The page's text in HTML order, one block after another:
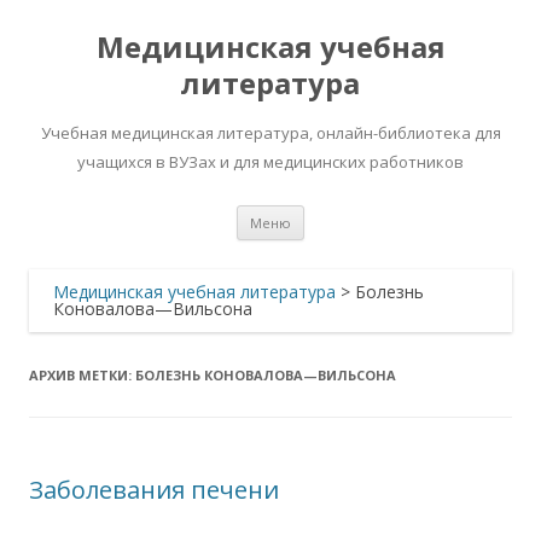
Медицинская учебная
литература
Учебная медицинская литература, онлайн-библиотека для
учащихся в ВУЗах и для медицинских работников
Меню
Медицинская учебная литература > Болезнь
Коновалова—Вильсона
АРХИВ МЕТКИ: БОЛЕЗНЬ КОНОВАЛОВА—ВИЛЬСОНА
Заболевания печени